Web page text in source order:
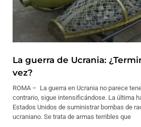
La guerra de Ucrania:
vez?
ROMA – La guerra en Ucrania no parece
contrario, sigue intensificándose. La última
Estados Unidos de suministrar bombas de
ucraniano. Se trata de armas terribles que